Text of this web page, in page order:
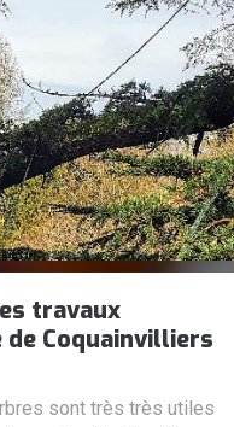
travaux
Coquainvilliers
sont très très utiles